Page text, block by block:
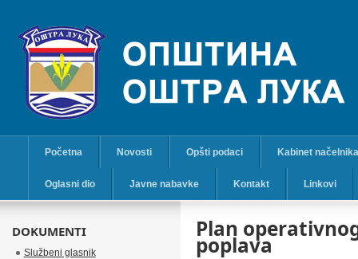
Početna Novosti Opšti podaci Kabinet načelnika
Oglasni dio Javne nabavke Kontakt Linkovi
Plan
poplava
DOKUMENTI
Službeni glasnik